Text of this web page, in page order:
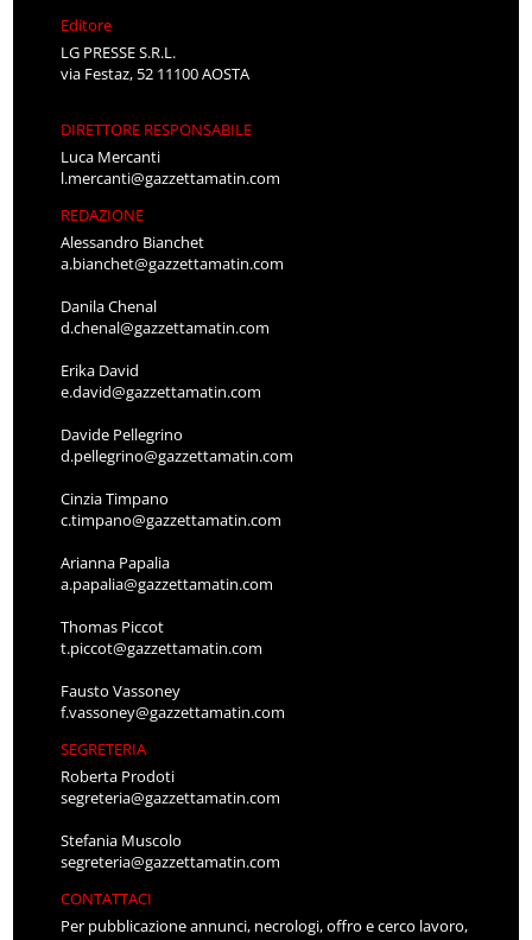
Editore
LG PRESSE S.R.L.
via Festaz, 52 11100 AOSTA
DIRETTORE RESPONSABILE
Luca Mercanti
l.mercanti@gazzettamatin.com
REDAZIONE
Alessandro Bianchet
a.bianchet@gazzettamatin.com
Danila Chenal
d.chenal@gazzettamatin.com
Erika David
e.david@gazzettamatin.com
Davide Pellegrino
d.pellegrino@gazzettamatin.com
Cinzia Timpano
c.timpano@gazzettamatin.com
Arianna Papalia
a.papalia@gazzettamatin.com
Thomas Piccot
t.piccot@gazzettamatin.com
Fausto Vassoney
f.vassoney@gazzettamatin.com
SEGRETERIA
Roberta Prodoti
segreteria@gazzettamatin.com
Stefania Muscolo
segreteria@gazzettamatin.com
CONTATTACI
Per pubblicazione annunci, necrologi, offro e cerco lavoro,